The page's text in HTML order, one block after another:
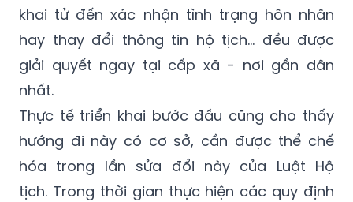
khai tử đến xác nhận tình trạng hôn nhân
hay thay đổi thông tin hộ tịch… đều được
giải quyết ngay tại cấp xã - nơi gần dân
nhất.
Thực tế triển khai bước đầu cũng cho thấy
hướng đi này có cơ sở, cần được thể chế
hóa trong lần sửa đổi này của Luật Hộ
tịch. Trong thời gian thực hiện các quy định